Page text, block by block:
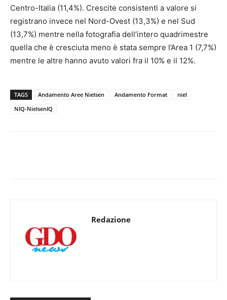
Centro-Italia (11,4%). Crescite consistenti a valore si
registrano invece nel Nord-Ovest (13,3%) e nel Sud
(13,7%) mentre nella fotografia dell’intero quadrimestre
quella che è cresciuta meno è stata sempre l’Area 1 (7,7%)
mentre le altre hanno avuto valori fra il 10% e il 12%.
TAGS Andamento Aree Nielsen Andamento Format
niel
NIQ-NielsenIQ
Redazione